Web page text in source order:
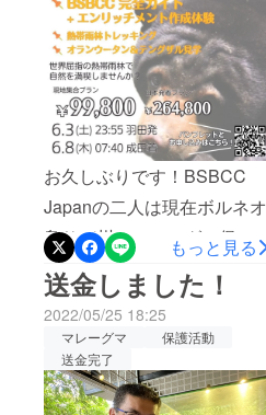
お久しぶりです！BSBCC
Japanの二人は現在ボルネオ
島サバ州のマレーグマ保護
センターに来ています。
BSBCCでは皆さんの支援の
おかげもあり、ここ半年で
新たに１頭のクマを保護
し、さらに１頭を野生にリ
もっと見る
送金しました！
2022/05/25 18:25
マレーグマ
保護活動
送金完了